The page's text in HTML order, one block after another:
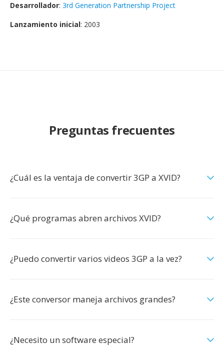
Desarrollador: 3rd Generation Partnership Project
Lanzamiento inicial: 2003
Preguntas frecuentes
¿Cuál es la ventaja de convertir 3GP a XVID?
¿Qué programas abren archivos XVID?
¿Puedo convertir varios videos 3GP a la vez?
¿Este conversor maneja archivos grandes?
¿Necesito un software especial?